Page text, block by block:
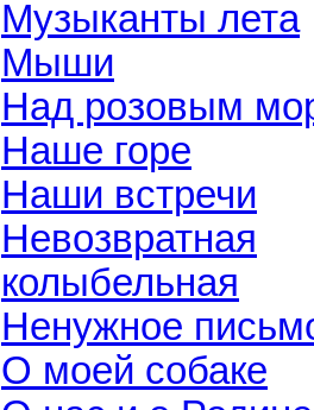
Музыканты лета
Мыши
Над розовым
Наше горе
Наши встречи
Невозвратная
колыбельная
Ненужное
О моей собаке